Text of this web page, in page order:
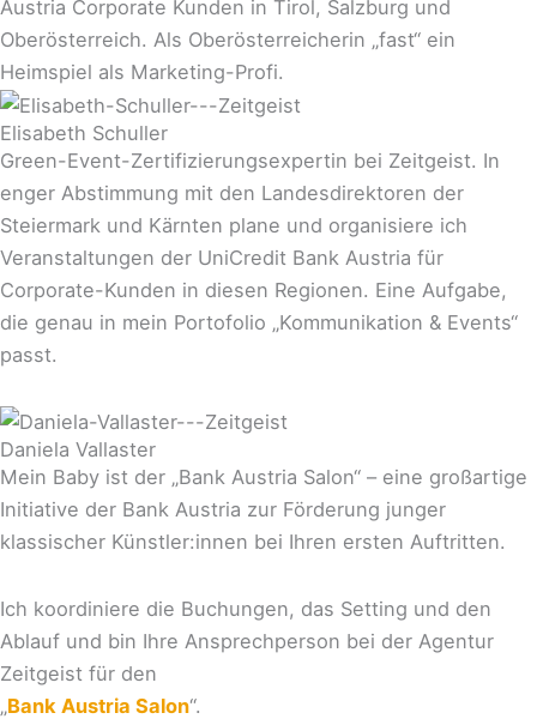
Austria Corporate Kunden in Tirol, Salzburg und
Oberösterreich. Als Oberösterreicherin „fast“ ein
Heimspiel als Marketing-Profi.
Elisabeth Schuller
Green-Event-Zertifizierungsexpertin bei Zeitgeist. In
enger Abstimmung mit den Landesdirektoren der
Steiermark und Kärnten plane und organisiere ich
Veranstaltungen der UniCredit Bank Austria für
Corporate-Kunden in diesen Regionen. Eine Aufgabe,
die genau in mein Portofolio „Kommunikation & Events“
passt.
Daniela Vallaster
Mein Baby ist der „Bank Austria Salon“ – eine großartige
Initiative der Bank Austria zur Förderung junger
klassischer Künstler:innen bei Ihren ersten Auftritten.
Ich koordiniere die Buchungen, das Setting und den
Ablauf und bin Ihre Ansprechperson bei der Agentur
Zeitgeist für den
„Bank Austria Salon“.